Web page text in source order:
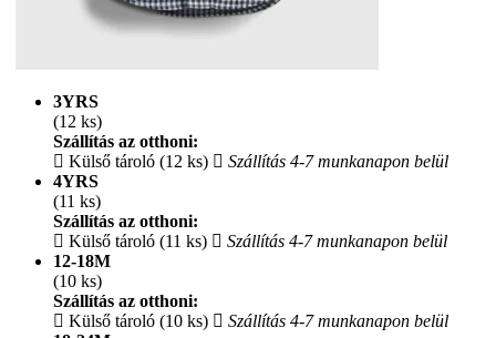
3YRS
(12 ks)
Szállítás az otthoni:
Külső tároló (12 ks)
Szállítás 4-7 munkanapon belül
4YRS
(11 ks)
Szállítás az otthoni:
Külső tároló (11 ks)
Szállítás 4-7 munkanapon belül
12-18M
(10 ks)
Szállítás az otthoni:
Külső tároló (10 ks)
Szállítás 4-7 munkanapon belül